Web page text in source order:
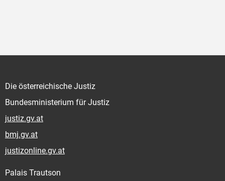
Die österreichische Justiz
Bundesministerium für Justiz
justiz.gv.at
bmj.gv.at
justizonline.gv.at
Palais Trautson